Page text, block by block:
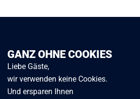
GANZ OHNE COOKIES
Liebe Gäste,
wir verwenden keine Cookies.
Und ersparen Ihnen